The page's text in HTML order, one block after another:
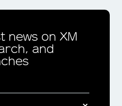
news on XM
and